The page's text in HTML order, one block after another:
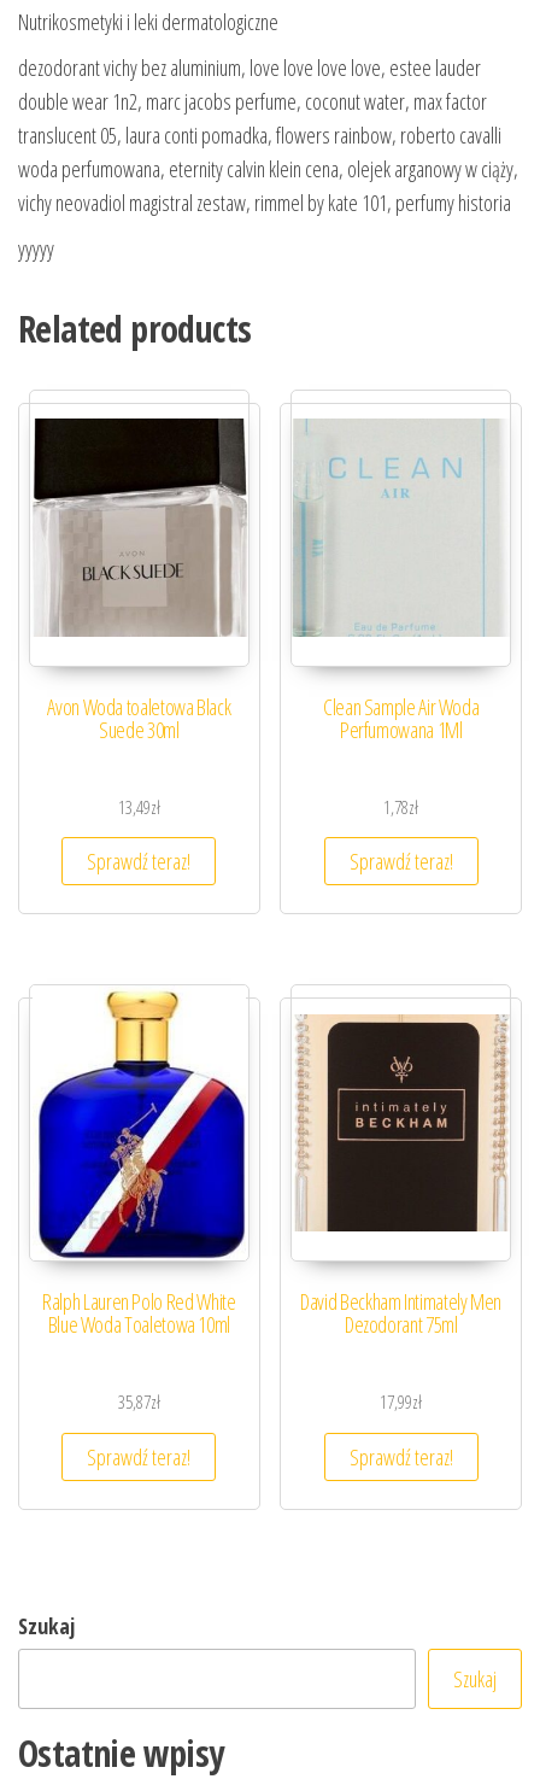
Nutrikosmetyki i leki dermatologiczne
dezodorant vichy bez aluminium, love love love love, estee lauder
double wear 1n2, marc jacobs perfume, coconut water, max factor
translucent 05, laura conti pomadka, flowers rainbow, roberto cavalli
woda perfumowana, eternity calvin klein cena, olejek arganowy w ciąży,
vichy neovadiol magistral zestaw, rimmel by kate 101, perfumy historia
yyyyy
Related products
Avon Woda toaletowa Black
Suede 30ml
13,49zł
Sprawdź teraz!
Clean Sample Air Woda
Perfumowana 1Ml
1,78zł
Sprawdź teraz!
Ralph Lauren Polo Red White
Blue Woda Toaletowa 10ml
35,87zł
Sprawdź teraz!
David Beckham Intimately Men
Dezodorant 75ml
17,99zł
Sprawdź teraz!
Szukaj
Szukaj
Ostatnie wpisy